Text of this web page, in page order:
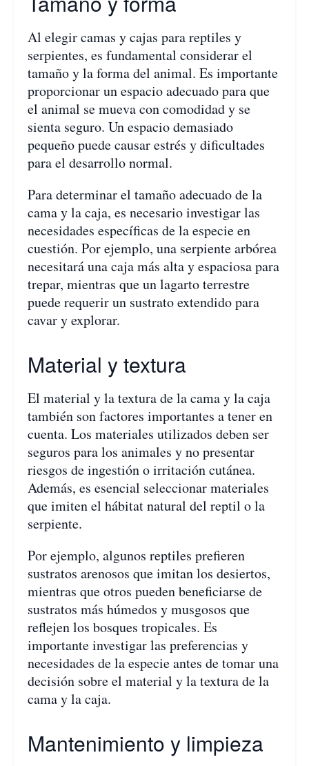
Al elegir camas y cajas para reptiles y
serpientes, es fundamental considerar el
tamaño y la forma del animal. Es importante
proporcionar un espacio adecuado para que
el animal se mueva con comodidad y se
sienta seguro. Un espacio demasiado
pequeño puede causar estrés y dificultades
para el desarrollo normal.
Para determinar el tamaño adecuado de la
cama y la caja, es necesario investigar las
necesidades específicas de la especie en
cuestión. Por ejemplo, una serpiente arbórea
necesitará una caja más alta y espaciosa para
trepar, mientras que un lagarto terrestre
puede requerir un sustrato extendido para
cavar y explorar.
Material y textura
El material y la textura de la cama y la caja
también son factores importantes a tener en
cuenta. Los materiales utilizados deben ser
seguros para los animales y no presentar
riesgos de ingestión o irritación cutánea.
Además, es esencial seleccionar materiales
que imiten el hábitat natural del reptil o la
serpiente.
Por ejemplo, algunos reptiles prefieren
sustratos arenosos que imitan los desiertos,
mientras que otros pueden beneficiarse de
sustratos más húmedos y musgosos que
reflejen los bosques tropicales. Es
importante investigar las preferencias y
necesidades de la especie antes de tomar una
decisión sobre el material y la textura de la
cama y la caja.
Mantenimiento y limpieza